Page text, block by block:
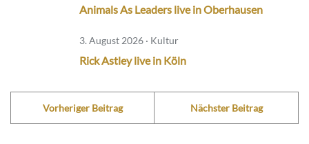
Animals As Leaders live in Oberhausen
3. August 2026 · Kultur
Rick Astley live in Köln
Vorheriger Beitrag Nächster Beitrag